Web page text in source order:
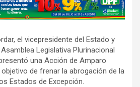
el vicepresidente del Estado y
Legislativa Plurinacional
una Acción de Amparo
de frenar la abrogación de la
Estados de Excepción.